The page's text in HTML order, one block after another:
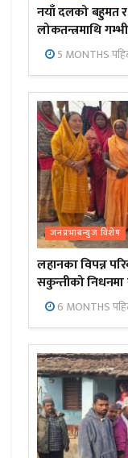
नयाँ दलको बहुमत
लोकतन्त्रमाथि
5 MONTHS
जनप्रभाबन्युज विशेष
लहानका विपन्न
सकुन्तीको निधनमा
6 MONTHS